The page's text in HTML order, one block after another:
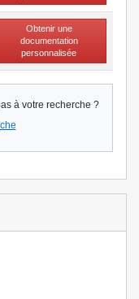
Obtenir une
documentation
personnalisée
à votre recherche ?